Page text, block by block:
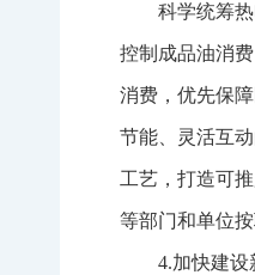
科学统筹
控制成品油消
消费，优先保
节能、灵活互
工艺，打造可
等部门和单位按
4.加快建